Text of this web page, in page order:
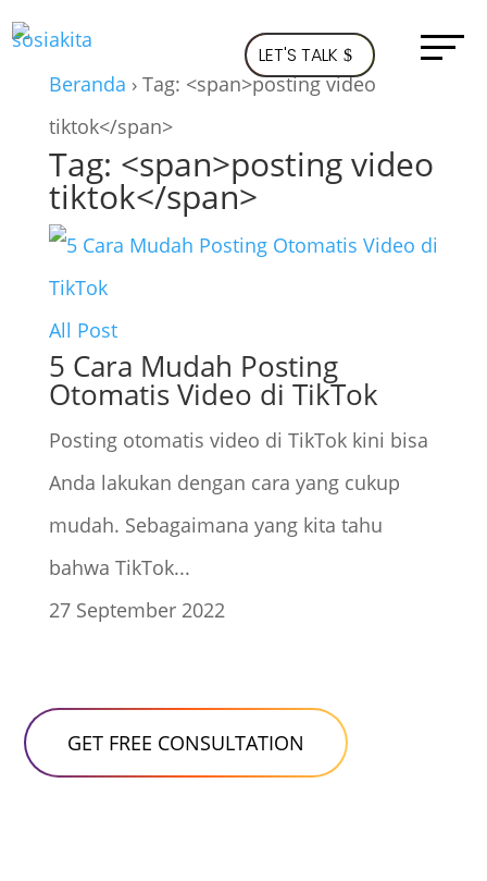
LET'S TALK
Beranda › Tag: <span>posting video
tiktok</span>
Tag: <span>posting video
tiktok</span>
All Post
5 Cara Mudah Posting
Otomatis Video di TikTok
Posting otomatis video di TikTok kini bisa
Anda lakukan dengan cara yang cukup
mudah. Sebagaimana yang kita tahu
bahwa TikTok...
27 September 2022